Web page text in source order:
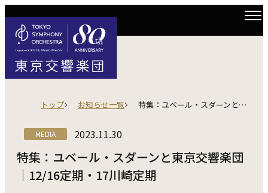
トップ お知らせ一覧 特集：ユベール・スダーンと東京交響楽団｜12/16定期・17川崎定期
MEDIA 2023.11.30
特集：ユベール・スダーンと東京交響楽団
｜12/16定期・17川崎定期